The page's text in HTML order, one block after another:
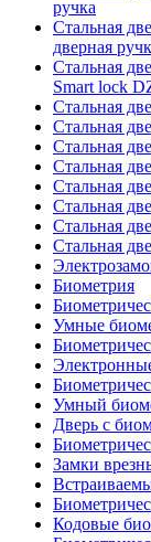
ручка
Стальная
дверная
Стальная
Smart lock
Стальная
Стальная
Стальная
Стальная
Стальная
Стальная
Стальная
Стальная
Биометрия
Умные
Умный
Дверь с
Замки
Кодовые